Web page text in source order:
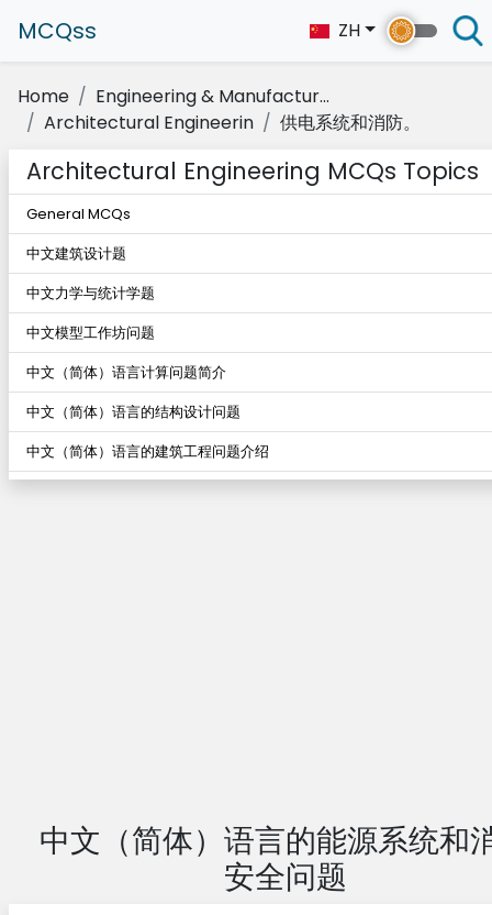
MCQss ZH
Home
Engineering & Manufactur...
Architectural Engineerin
供电系统和消防。
Architectural Engineering MCQs Topics
General MCQs
中文建筑设计题
中文力学与统计学题
中文模型工作坊问题
中文（简体）语言计算问题简介
中文（简体）语言的结构设计问题
中文（简体）语言的建筑工程问题介绍
汉语建筑史问题
中文（简体）语言的能源系统和
安全问题